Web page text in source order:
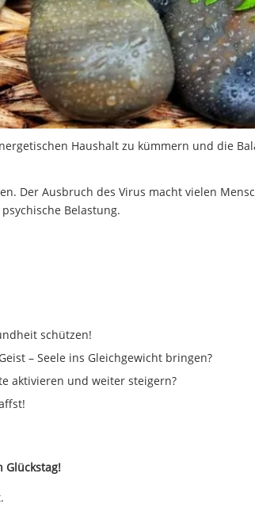
Haushalt zu kümmern und die
Der Ausbruch des Virus macht vielen
Belastung.
schützen!
– Seele ins Gleichgewicht bringen?
aktivieren und weiter steigern?
Glückstag!